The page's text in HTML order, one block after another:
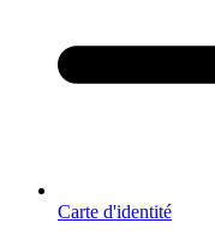
Carte d'identité